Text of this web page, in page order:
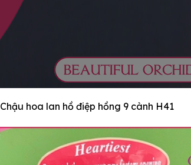
Chậu hoa lan hồ điệp hồng 9 cành H41